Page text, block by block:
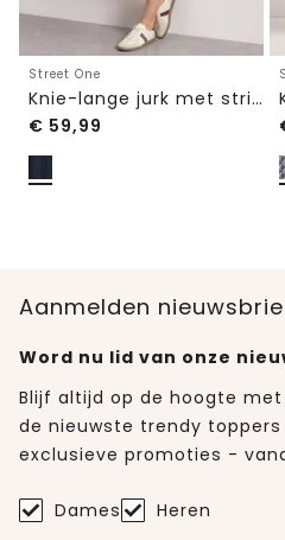
Street One
Knie-lange jurk met strikdetail
€ 59,99
Aanmelden
Word nu lid van onze
Blijf altijd op de hoogte
de nieuwste trendy
exclusieve promoties -
Dames Heren